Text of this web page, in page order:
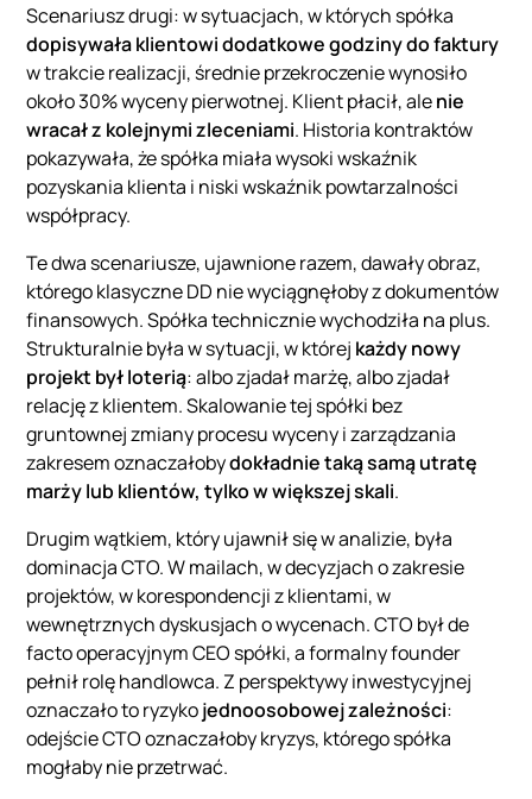
Scenariusz drugi: w sytuacjach, w których spółka
dopisywała klientowi dodatkowe godziny do faktury
w trakcie realizacji, średnie przekroczenie wynosiło
około 30% wyceny pierwotnej. Klient płacił, alenie
wracał z kolejnymi zleceniami. Historia kontraktów
pokazywała, że spółka miała wysoki wskaźnik
pozyskania klienta i niski wskaźnik powtarzalności
współpracy.
Te dwa scenariusze, ujawnione razem, dawały obraz,
którego klasyczne DD nie wyciągnęłoby z dokumentów
finansowych. Spółka technicznie wychodziła na plus.
Strukturalnie była w sytuacji, w której każdy nowy
projekt był loterią: albo zjadał marżę, albo zjadał
relację z klientem. Skalowanie tej spółki bez
gruntownej zmiany procesu wyceny i zarządzania
zakresem oznaczałobydokładnie taką samą utratę
marży lub klientów, tylko w większej skali.
Drugim wątkiem, który ujawnił się w analizie, była
dominacja CTO. W mailach, w decyzjach o zakresie
projektów, w korespondencji z klientami, w
wewnętrznych dyskusjach o wycenach. CTO był de
facto operacyjnym CEO spółki, a formalny founder
pełnił rolę handlowca. Z perspektywy inwestycyjnej
oznaczało to ryzykojednoosobowej zależności:
odejście CTO oznaczałoby kryzys, którego spółka
mogłaby nie przetrwać.